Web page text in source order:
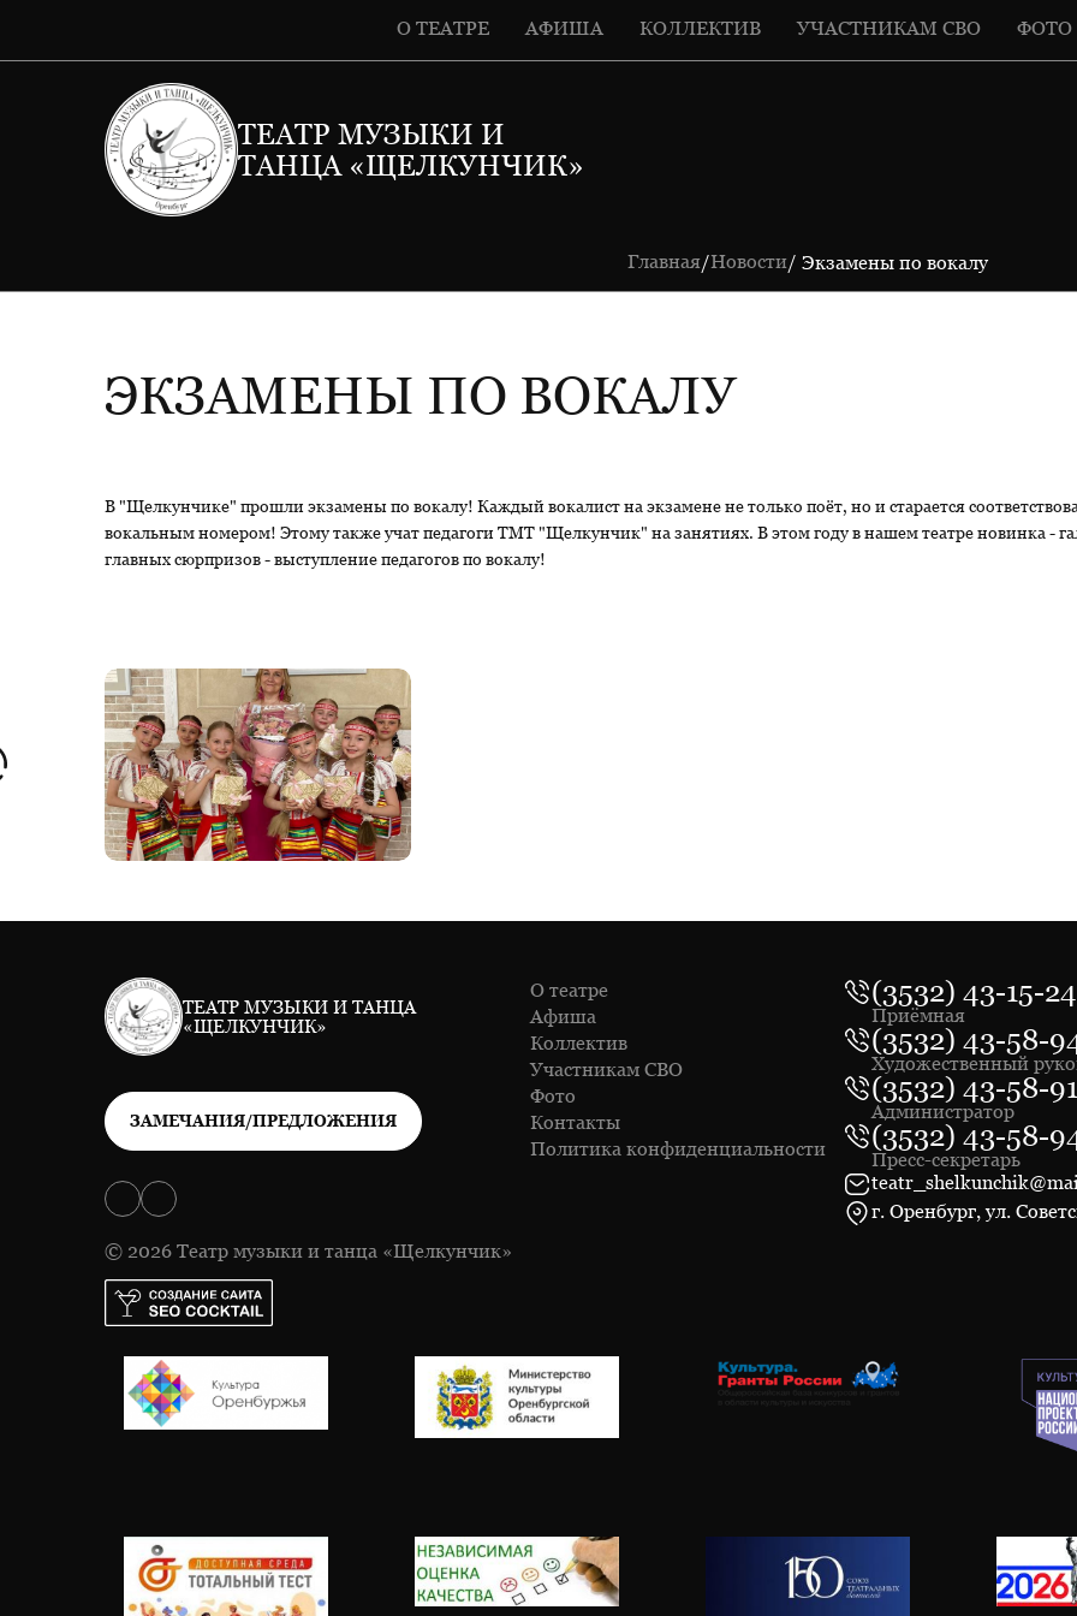
О ТЕАТРЕ АФИША КОЛЛЕКТИВ УЧАСТНИКАМ СВО ФОТО
ТЕАТР МУЗЫКИ И
ТАНЦА «ЩЕЛКУНЧИК»
Главная/Новости/ Экзамены по вокалу
ЭКЗАМЕНЫ ПО ВОКАЛУ
В "Щелкунчике" прошли экзамены по вокалу! Каждый вокалист на экзамене не только поёт, но и старается
вокальным номером! Этому также учат педагоги ТМТ "Щелкунчик" на занятиях. В этом году в нашем театре новинка -
главных сюрпризов - выступление педагогов по вокалу!
ТЕАТР МУЗЫКИ И ТАНЦА
«ЩЕЛКУНЧИК»
ЗАМЕЧАНИЯ/ПРЕДЛОЖЕНИЯ
© 2026 Театр музыки и танца «Щелкунчик»
О театре
Афиша
Коллектив
Участникам СВО
Фото
Контакты
Политика конфиденциальности
(3532) 43-15-24
Приёмная
(3532) 43-58-
Художественный
(3532) 43-58-91
Администратор
(3532) 43-58-
Пресс-секретарь
г. Оренбург, ул.